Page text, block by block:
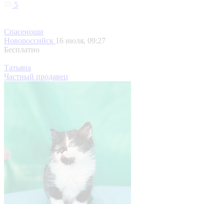
5
Спасеноши
Новороссийск 16 июля, 09:27
Бесплатно
Татьяна
Частный продавец